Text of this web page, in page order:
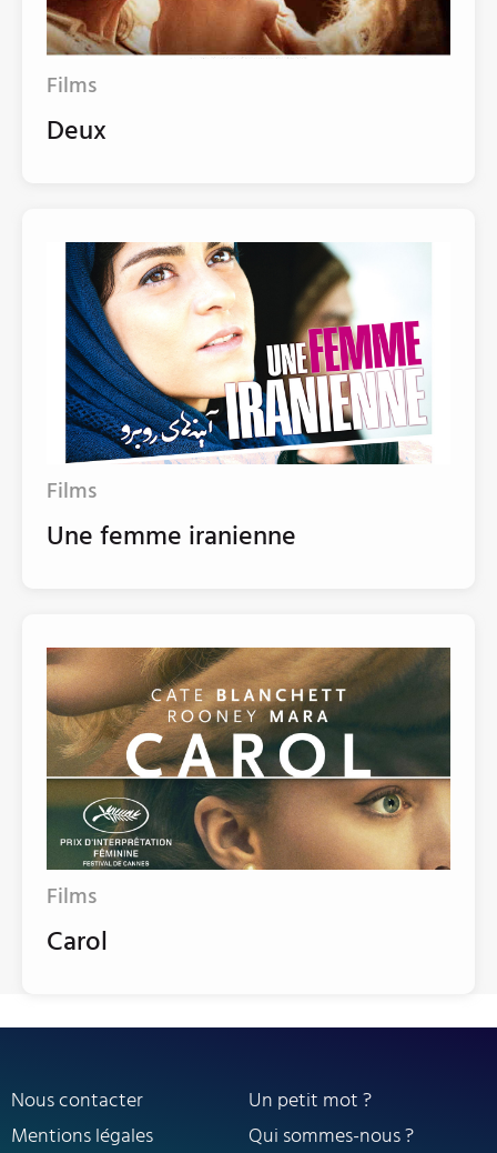
Films
Deux
Films
Une femme iranienne
Films
Carol
Nous contacter
Un petit mot ?
Mentions légales
Qui sommes-nous ?